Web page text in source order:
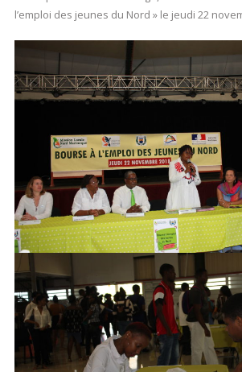
l’emploi des jeunes du Nord » le jeudi 22